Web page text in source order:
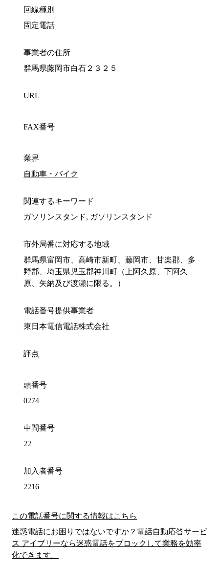
回線種別
固定電話
事業者の住所
群馬県藤岡市白石２３２５
URL
FAX番号
業界
自動車・バイク
関連するキーワード
ガソリンスタンド, ガソリンスタンド
市外局番に対応する地域
群馬県富岡市、高崎市新町、藤岡市、甘楽郡、多
野郡、埼玉県児玉郡神川町（上阿久原、下阿久
原、矢納及び渡瀬に限る。）
電話番号提供事業者
東日本電信電話株式会社
評点
頭番号
0274
中間番号
22
加入者番号
2216
この電話番号に関する情報はこちら
迷惑電話にお困りではないですか？電話自動応答サービ
ス アイブリーなら迷惑電話をブロックして業務を効率
化できます。